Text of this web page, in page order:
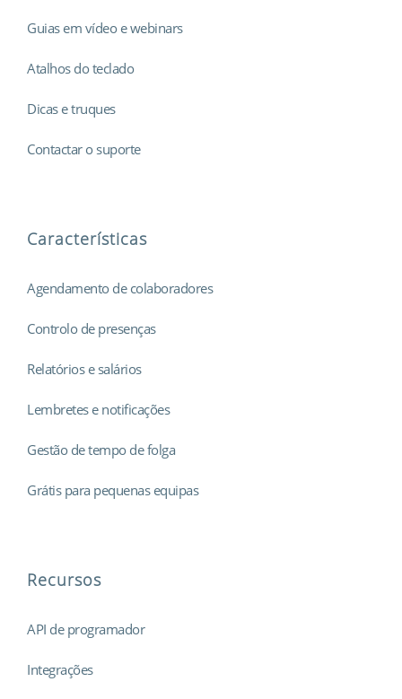
Guias em vídeo e webinars
Atalhos do teclado
Dicas e truques
Contactar o suporte
Características
Agendamento de colaboradores
Controlo de presenças
Relatórios e salários
Lembretes e notificações
Gestão de tempo de folga
Grátis para pequenas equipas
Recursos
API de programador
Integrações